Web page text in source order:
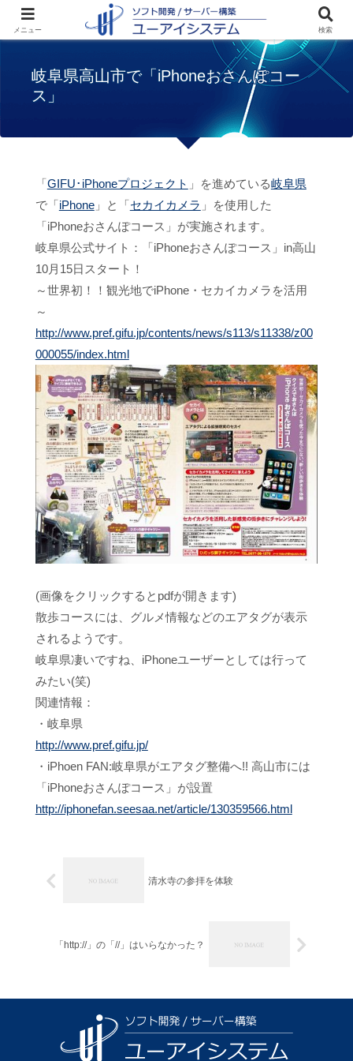
サイト紹介
岐阜県高山市で
「iPhoneおさんぽコース」
岐阜県高山市で「iPhoneおさんぽコー
ス」
「GIFU･iPhoneプロジェクト 」を進めている岐阜県
で「iPhone」と「セカイカメラ 」を使用した
「iPhoneおさんぽコース」が実施されます。
岐阜県公式サイト：「iPhoneおさんぽコース」in高山
10月15日スタート！
～世界初！！観光地でiPhone・セカイカメラを活用
～
http://www.pref.gifu.jp/contents/news/s113/s11338/z00
000055/index.html
(画像をクリックするとpdfが開きます)
散歩コースには、グルメ情報などのエアタグが表示
されるようです。
岐阜県凄いですね、iPhoneユーザーとしては行って
みたい(笑)
関連情報：
・岐阜県
http://www.pref.gifu.jp/
・iPhoen FAN:岐阜県がエアタグ整備へ!! 高山市には
「iPhoneおさんぽコース」が設置
http://iphonefan.seesaa.net/article/130359566.html
清水寺の参拝を体験
「http://」の「//」はいらなかった？
メニュー 検索